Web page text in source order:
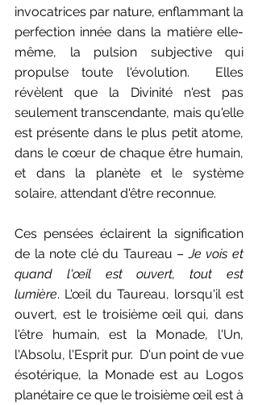
invocatrices par nature, enflammant la
perfection innée dans la matière elle-
même, la pulsion subjective qui
propulse toute l'évolution.  Elles
révèlent que la Divinité n'est pas
seulement transcendante, mais qu'elle
est présente dans le plus petit atome,
dans le cœur de chaque être humain,
et dans la planète et le système
solaire, attendant d'être reconnue.
Ces pensées éclairent la signification
de la note clé du Taureau – Je vois et
quand l'œil est ouvert, tout est
lumière. L'œil du Taureau, lorsqu'il est
ouvert, est le troisième œil qui, dans
l'être humain, est la Monade, l'Un,
l'Absolu, l'Esprit pur.  D'un point de vue
ésotérique, la Monade est au Logos
planétaire ce que le troisième œil est à